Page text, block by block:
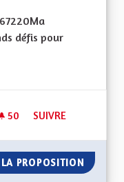
défis pour
50 50 ABONNÉS
SUIVRE
PROPOSITION POUR